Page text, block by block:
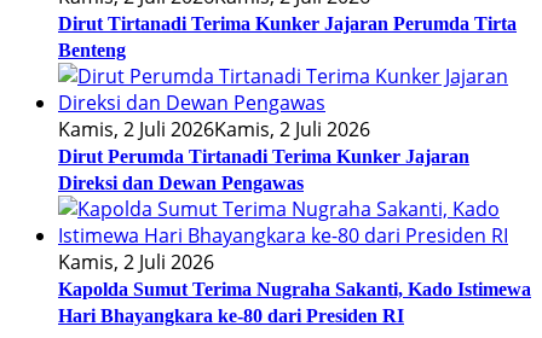
Dirut Tirtanadi Terima Kunker Jajaran Perumda Tirta
Benteng
Kamis, 2 Juli 2026Kamis, 2 Juli 2026
Dirut Perumda Tirtanadi Terima Kunker Jajaran
Direksi dan Dewan Pengawas
Kamis, 2 Juli 2026
Kapolda Sumut Terima Nugraha Sakanti, Kado Istimewa
Hari Bhayangkara ke-80 dari Presiden RI